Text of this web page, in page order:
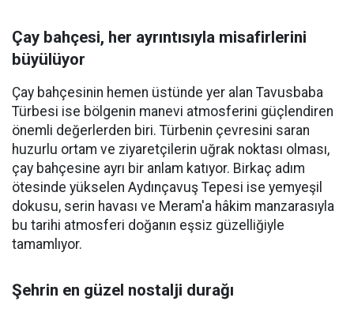
Çay bahçesi, her ayrıntısıyla misafirlerini
büyülüyor
Çay bahçesinin hemen üstünde yer alan Tavusbaba
Türbesi ise bölgenin manevi atmosferini güçlendiren
önemli değerlerden biri. Türbenin çevresini saran
huzurlu ortam ve ziyaretçilerin uğrak noktası olması,
çay bahçesine ayrı bir anlam katıyor. Birkaç adım
ötesinde yükselen Aydınçavuş Tepesi ise yemyeşil
dokusu, serin havası ve Meram'a hâkim manzarasıyla
bu tarihi atmosferi doğanın eşsiz güzelliğiyle
tamamlıyor.
Şehrin en güzel nostalji durağı